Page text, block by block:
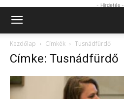
- Hirdetés -
Kezdőlap Címkék Tusnádfürdő
Címke: Tusnádfürdő